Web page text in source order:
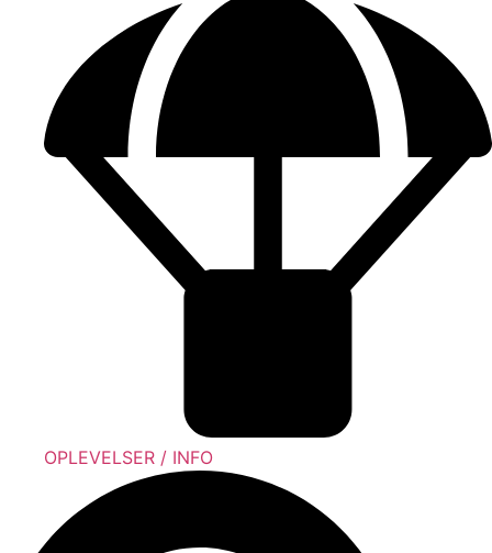
OPLEVELSER / INFO